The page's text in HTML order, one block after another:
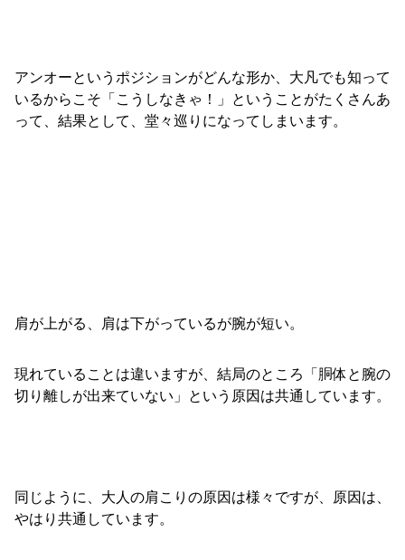
アンオーというポジションがどんな形か、大凡でも知って
いるからこそ「こうしなきゃ！」ということがたくさんあ
って、結果として、堂々巡りになってしまいます。
肩が上がる、肩は下がっているが腕が短い。
現れていることは違いますが、結局のところ「胴体と腕の
切り離しが出来ていない」という原因は共通しています。
同じように、大人の肩こりの原因は様々ですが、原因は、
やはり共通しています。